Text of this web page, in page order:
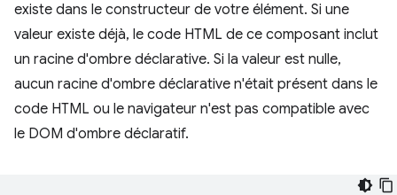
existe dans le constructeur de votre élément. Si une
valeur existe déjà, le code HTML de ce composant inclut
un racine d'ombre déclarative. Si la valeur est nulle,
aucun racine d'ombre déclarative n'était présent dans le
code HTML ou le navigateur n'est pas compatible avec
le DOM d'ombre déclaratif.